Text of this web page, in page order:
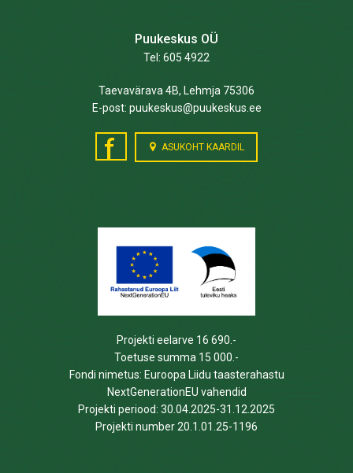
Puukeskus OÜ
Tel: 605 4922
Taevavärava 4B, Lehmja 75306
E-post: puukeskus@puukeskus.ee
f ASUKOHT KAARDIL
Projekti eelarve 16 690.-
Toetuse summa 15 000.-
Fondi nimetus: Euroopa Liidu taasterahastu
NextGenerationEU vahendid
Projekti periood: 30.04.2025-31.12.2025
Projekti number 20.1.01.25-1196